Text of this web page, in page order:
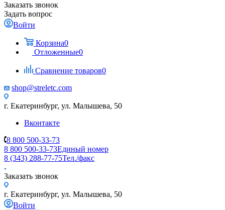
Заказать звонок
Задать вопрос
Войти
Корзина0
Отложенные0
Сравнение товаров0
shop@streletc.com
г. Екатеринбург, ул. Малышева, 50
Вконтакте
8 800 500-33-73
8 800 500-33-73Единый номер
8 (343) 288-77-75Тел./факс
Заказать звонок
г. Екатеринбург, ул. Малышева, 50
Войти